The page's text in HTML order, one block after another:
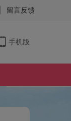
留言反馈
手机版